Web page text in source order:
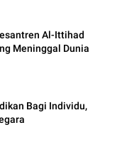
Al-Ittihad
Meninggal Dunia